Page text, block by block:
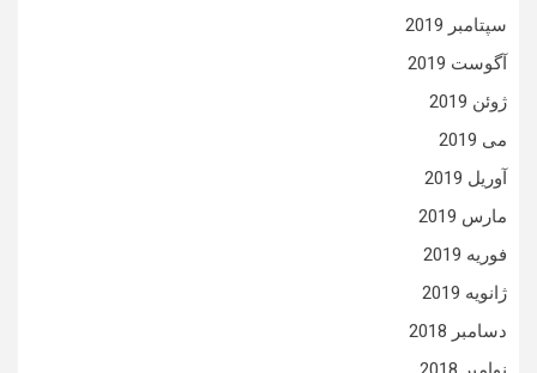
سپتامبر 2019
آگوست 2019
ژوئن 2019
می 2019
آوریل 2019
مارس 2019
فوریه 2019
ژانویه 2019
دسامبر 2018